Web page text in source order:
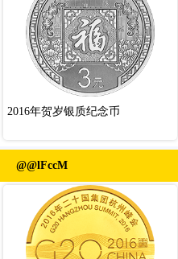
2016年贺岁银质纪念币
@@lFccM